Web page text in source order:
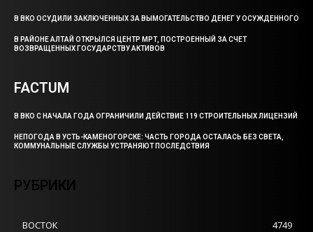
В ВКО ОСУДИЛИ ЗАКЛЮЧЕННЫХ ЗА ВЫМОГАТЕЛЬСТВО ДЕНЕГ У ОСУЖДЕННОГО
В РАЙОНЕ АЛТАЙ ОТКРЫЛСЯ ЦЕНТР МРТ, ПОСТРОЕННЫЙ ЗА СЧЕТ
ВОЗВРАЩЕННЫХ ГОСУДАРСТВУ АКТИВОВ
FACTUM
В ВКО С НАЧАЛА ГОДА ОГРАНИЧИЛИ ДЕЙСТВИЕ 119 СТРОИТЕЛЬНЫХ ЛИЦЕНЗИЙ
НЕПОГОДА В УСТЬ-КАМЕНОГОРСКЕ: ЧАСТЬ ГОРОДА ОСТАЛАСЬ БЕЗ СВЕТА,
КОММУНАЛЬНЫЕ СЛУЖБЫ УСТРАНЯЮТ ПОСЛЕДСТВИЯ
РУБРИКИ
ВОСТОК
4749